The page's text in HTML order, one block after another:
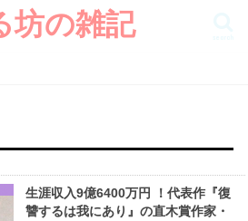
坊の雑記
生涯収入9億6400万円 ！代表作『復
讐するは我にあり』の直木賞作家・